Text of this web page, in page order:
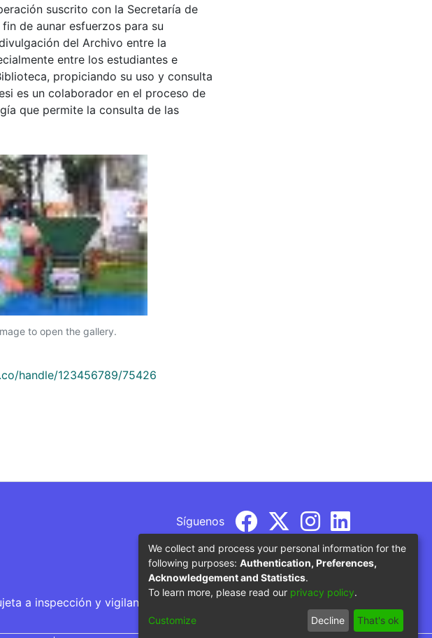
suscrito con la Secretaría de
de aunar esfuerzos para su
del Archivo entre la
entre los estudiantes e
propiciando su uso y consulta
es un colaborador en el proceso de
que permite la consulta de las
to open the gallery.
handle/123456789/75426
Síguenos
a inspección y vigilancia por parte del Ministerio de Educación
We collect and process your personal information for the
following purposes: Authentication, Preferences,
Acknowledgement and Statistics.
To learn more, please read our privacy policy.
Customize Decline That's ok